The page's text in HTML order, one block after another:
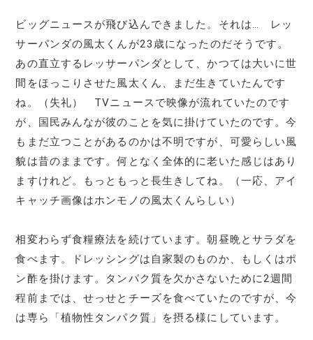
ビッグニュースが飛び込んできました。それは… レッ
サーパンダの風太くんが23歳になったのだそうです。
あの直立するレッサーパンダとして、かつては大いに世
間をほっこりさせた風太くん、まだ生きていたんです
ね。（失礼） TVニュースで映像が流れていたのです
が、国民みんなが彼のことを気に掛けていたのです。今
もまだ立つことがあるのかは不明ですが、可愛らしい風
貌は昔のままです。何となく全体的に老いた感じはあり
ますけれど。もっともっと長生きしてね。（一応、アイ
キャッチ画像はホンモノの風太くんらしい）
相変わらず食糧療法を続けています。朝昼晩とサラダを
食べます。ドレッシングは自家製のものか、もしくはポ
ン酢を掛けます。タンパク質を欠かさないために2週間
程前までは、せっせとチーズを食べていたのですが、今
は専ら「植物性タンパク質」を摂る様にしています。